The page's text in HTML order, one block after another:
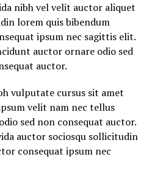
nibh vel velit auctor aliquet
lorem quis bibendum
ipsum nec sagittis elit.
auctor ornare odio sed
auctor.
vulputate cursus sit amet
velit nam nec tellus
sed non consequat auctor.
auctor sociosqu sollicitudin
consequat ipsum nec